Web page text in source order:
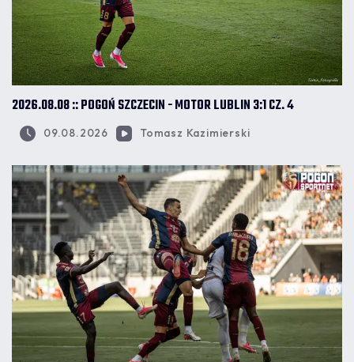
2026.08.08 :: POGOŃ SZCZECIN - MOTOR LUBLIN 3:1 CZ. 4
09.08.2026 Tomasz Kazimierski